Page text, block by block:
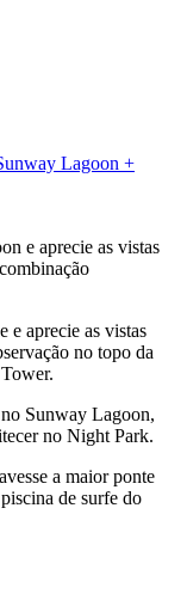
Lagoon +
e aprecie as vistas
e aprecie as vistas
no topo da
Sunway Lagoon,
no Night Park.
a maior ponte
de surfe do